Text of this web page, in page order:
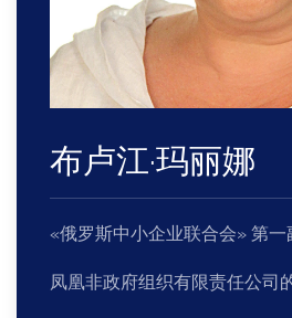
布卢江·玛丽娜
«俄罗斯中小企业联合会» 第一
凤凰非政府组织有限责任公司